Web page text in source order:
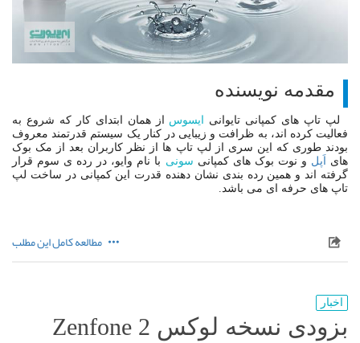
مقدمه نویسنده
لپ تاپ های کمپانی تایوانی ایسوس از همان ابتدای کار که شروع به
فعالیت کرده اند، به ظرافت و زیبایی در کنار یک سیستم قدرتمند معروف
بودند طوری که این سری از لپ تاپ ها از نظر کاربران بعد از مک بوک
های اَپل و نوت بوک های کمپانی سونی با نام وایو، در رده ی سوم قرار
گرفته اند و همین رده بندی نشان دهنده قدرت این کمپانی در ساخت لپ
تاپ های حرفه ای می باشد.
مطالعه کامل این مطلب
اخبار
بزودی نسخه لوکس Zenfone 2